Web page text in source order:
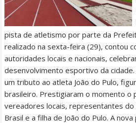
pista de atletismo por parte da
realizado na sexta-feira (29), contou
autoridades locais e nacionais,
desenvolvimento esportivo da cidade.
um tributo ao atleta João do Pulo,
brasileiro. Prestigiaram o momento o
vereadores locais, representantes do
Brasil e a filha de João do Pulo. A